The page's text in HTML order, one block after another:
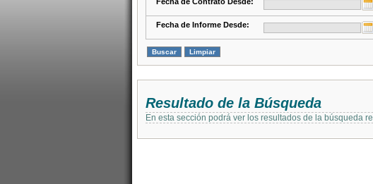
Fecha de Informe Desde:
Resultado de la Búsqueda
En esta sección podrá ver los resultados de la búsqueda